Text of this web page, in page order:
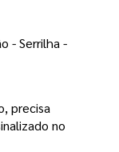
- Serrilha -
no